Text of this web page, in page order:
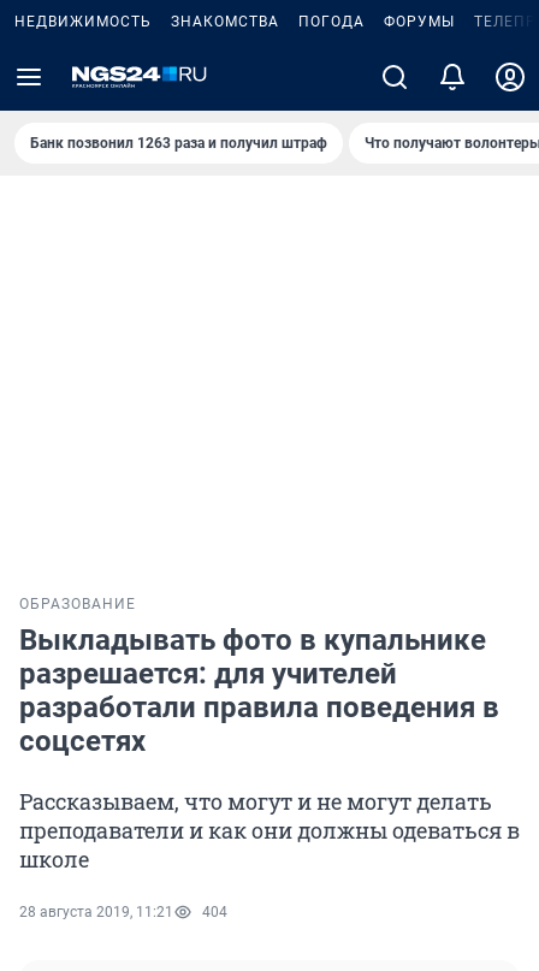
НЕДВИЖИМОСТЬ ЗНАКОМСТВА ПОГОДА ФОРУМЫ
Банк позвонил 1263 раза и получил штраф Что получают
ОБРАЗОВАНИЕ
Выкладывать фото в купальнике
разрешается: для учителей
разработали правила поведения в
соцсетях
Рассказываем, что могут и не могут делать
преподаватели и как они должны одеваться в
школе
28 августа 2019, 11:21 404